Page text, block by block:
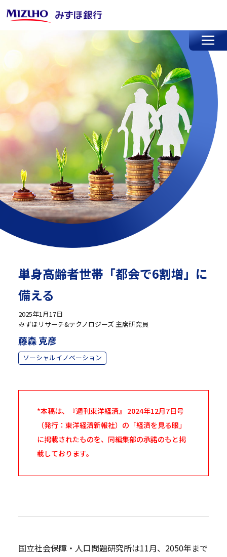
単身高齢者世帯「都会で6割増」に
備える
2025年1月17日
みずほリサーチ&テクノロジーズ 主席研究員
藤森 克彦
ソーシャルイノベーション
*本稿は、『週刊東洋経済』 2024年12月7日号
（発行：東洋経済新報社）の「経済を見る眼」
に掲載されたものを、同編集部の承諾のもと掲
載しております。
国立社会保障・人口問題研究所は11月、2050年まで